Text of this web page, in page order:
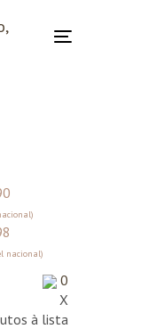
Toggle
nacional)
0
X
à lista